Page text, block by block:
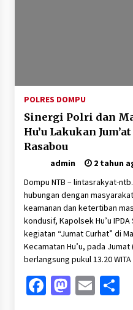
POLRES DOMPU
Sinergi Polri dan
Hu’u Lakukan
Rasabou
admin
2 tahun
Dompu NTB – lintasrakyat-
hubungan dengan
keamanan dan ketertiban
kondusif, Kapolsek Hu’u
kegiatan “Jumat Curhat” di
Kecamatan Hu’u, pada
berlangsung pukul 13.20
Facebook
Email